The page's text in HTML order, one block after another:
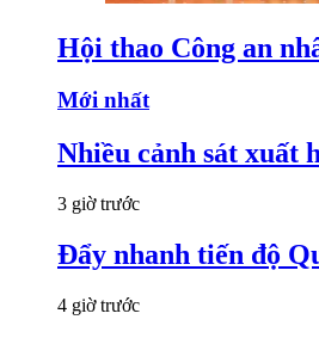
Hội thao Công an
Mới nhất
Nhiều cảnh sát xuất
3 giờ trước
Đẩy nhanh tiến độ
4 giờ trước